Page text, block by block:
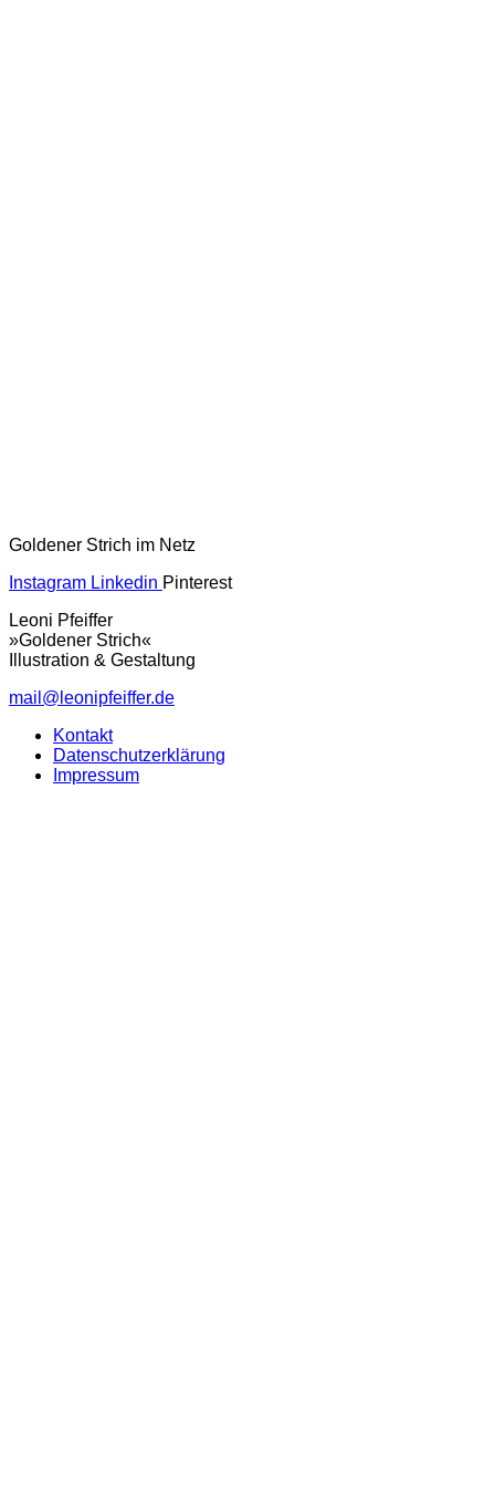
Goldener Strich im Netz
Instagram Linkedin Pinterest
Leoni Pfeiffer
»Goldener Strich«
Illustration & Gestaltung
mail@leonipfeiffer.de
Kontakt
Datenschutzerklärung
Impressum